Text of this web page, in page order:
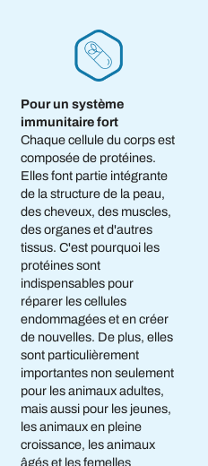
Pour un système
immunitaire fort
Chaque cellule du corps est
composée de protéines.
Elles font partie intégrante
de la structure de la peau,
des cheveux, des muscles,
des organes et d'autres
tissus. C'est pourquoi les
protéines sont
indispensables pour
réparer les cellules
endommagées et en créer
de nouvelles. De plus, elles
sont particulièrement
importantes non seulement
pour les animaux adultes,
mais aussi pour les jeunes,
les animaux en pleine
croissance, les animaux
âgés et les femelles